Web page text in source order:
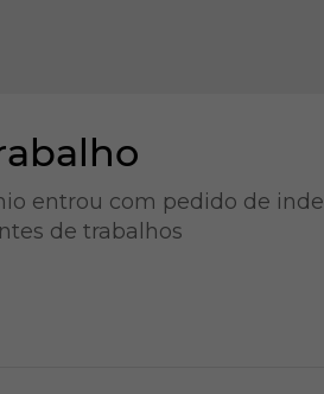
entrou com pedido de
de trabalhos